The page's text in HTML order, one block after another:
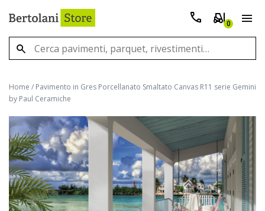
0
Home / Pavimento in Gres Porcellanato Smaltato Canvas R11 serie Gemini
by Paul Ceramiche